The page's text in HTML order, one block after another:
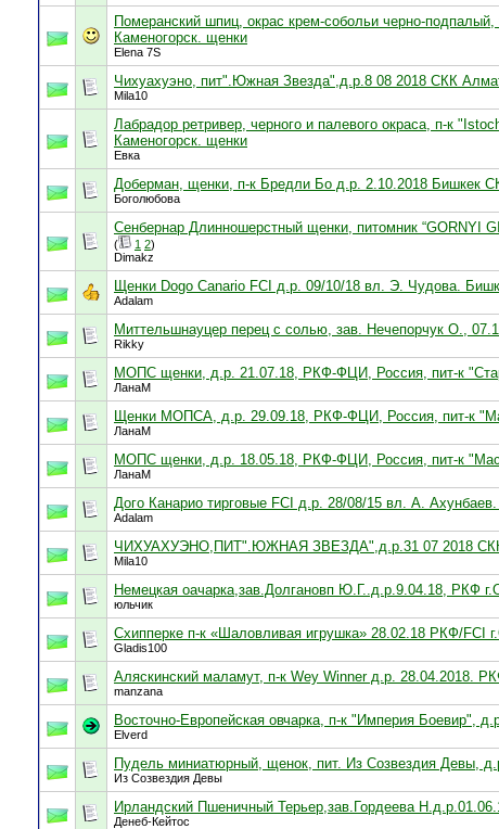
Померанский шпиц, окрас крем-собольи черно-
Каменогорск. щенки
Elena 7S
Чихуахуэно, пит".Южная Звезда",д.р.8 08 2018 СКК
Mila10
Лабрадор ретривер, черного и палевого окраса, п-к
Каменогорск. щенки
Евка
Доберман, щенки, п-к Бредли Бо д.р. 2.10.2018 Бишкек
Боголюбова
Сенбернар Длинношерстный щенки, питомник “GORNYI
( 1 2)
Dimakz
Щенки Dogo Canario FCI д.р. 09/10/18 вл. Э. Чудова.
Adalam
Миттельшнауцер перец с солью, зав. Нечепорчук О.,
Rikky
МОПС щенки, д.р. 21.07.18, РКФ-ФЦИ, Россия, пит-к
ЛанаМ
Щенки МОПСА, д.р. 29.09.18, РКФ-ФЦИ, Россия, пит-к
ЛанаМ
МОПС щенки, д.р. 18.05.18, РКФ-ФЦИ, Россия, пит-к
ЛанаМ
Дого Канарио тирговые FCI д.р. 28/08/15 вл. А.
Adalam
ЧИХУАХУЭНО,ПИТ".ЮЖНАЯ ЗВЕЗДА",д.р.31 07 2018
Mila10
Немецкая оачарка,зав.Долгановп Ю.Г..д.р.9.04.18, РКФ
юльчик
Схипперке п-к «Шаловливая игрушка» 28.02.18 РКФ/FCI
Gladis100
Аляскинский маламут, п-к Wey Winner д.р. 28.04.2018.
manzana
Восточно-Европейская овчарка, п-к "Империя Боевир",
Elverd
Пудель миниатюрный, щенок, пит. Из Созвездия Девы,
Из Созвездия Девы
Ирландский Пшеничный Терьер,зав.Гордеева
Денеб-Кейтос